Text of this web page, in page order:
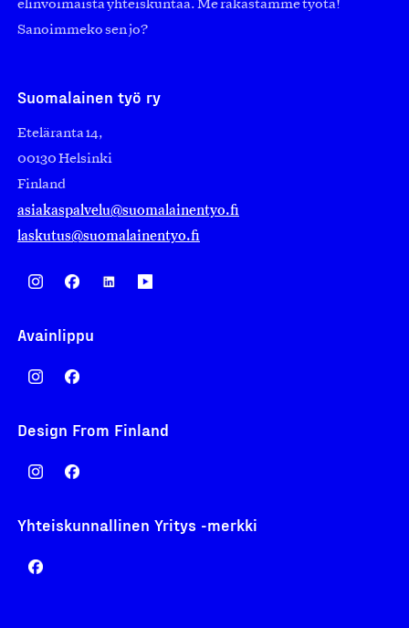
elinvoimaista yhteiskuntaa. Me rakastamme työtä!
Sanoimmeko sen jo?
Suomalainen työ ry
Eteläranta 14,
00130 Helsinki
Finland
asiakaspalvelu@suomalainentyo.fi
laskutus@suomalainentyo.fi
Avainlippu
Design From Finland
Yhteiskunnallinen Yritys -merkki